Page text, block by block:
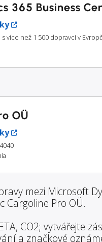
365 Business
více než 1 500 dopravci v
OÜ
mezi Microsoft
Cargoline Pro OÜ.
CO2; vytvářejte
a značkové